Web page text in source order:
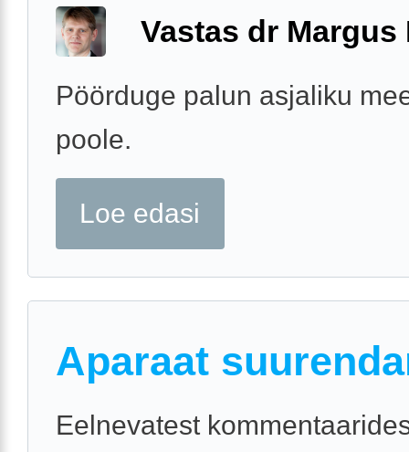
Vastas dr Margus
Pöörduge palun asjaliku
poole.
Loe edasi
Aparaat
Eelnevatest